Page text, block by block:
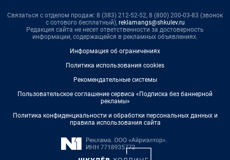
Связаться с отделом продаж: 8 (383) 212-52-52, 8 (800) 200-03-83 (звонок
с сотового бесплатный), reklamangs@shkulev.ru
Редакция сайта не несет ответственности за достоверность
информации, содержащейся в рекламных объявлениях.
Информация об ограничениях
Политика использования cookies
Рекомендательные системы
Пользовательское соглашение сервиса «Подписка без баннерной
рекламы»
Политика конфиденциальности и обработки персональных данных и
правила использования сайта